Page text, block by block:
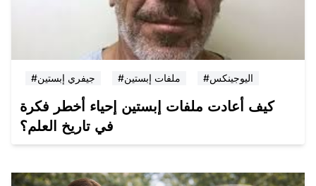
#جيفري إبستين #ملفات إبستين #اليوجينكس
كيف أعادت ملفات إبستين إحياء أخطر فكرة
في تاريخ العلم؟